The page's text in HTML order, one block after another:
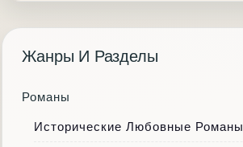
Жанры И Разделы
Романы
Исторические Любовные Романы